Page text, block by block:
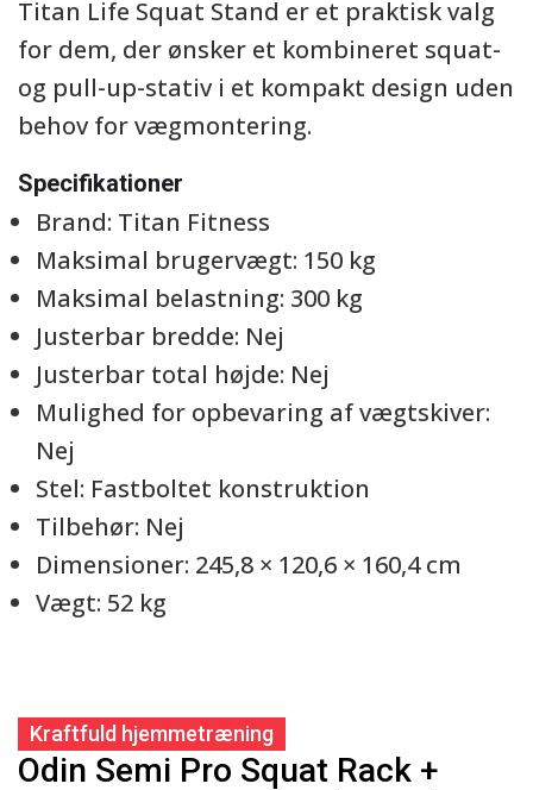
Titan Life Squat Stand er et praktisk valg
for dem, der ønsker et kombineret squat-
og pull-up-stativ i et kompakt design uden
behov for vægmontering.
Specifikationer
Brand: Titan Fitness
Maksimal brugervægt: 150 kg
Maksimal belastning: 300 kg
Justerbar bredde: Nej
Justerbar total højde: Nej
Mulighed for opbevaring af vægtskiver:
Nej
Stel: Fastboltet konstruktion
Tilbehør: Nej
Dimensioner: 245,8 × 120,6 × 160,4 cm
Vægt: 52 kg
Kraftfuld hjemmetræning
Odin Semi Pro Squat Rack +